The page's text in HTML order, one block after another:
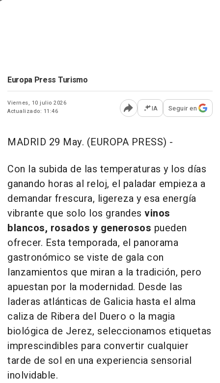
Europa Press Turismo
Viernes, 10 julio 2026
Actualizado: 11:46
Abrir opciones para
IA Seguir en
MADRID 29 May. (EUROPA PRESS) -
Con la subida de las temperaturas y los días
ganando horas al reloj, el paladar empieza a
demandar frescura, ligereza y esa energía
vibrante que solo los grandes vinos
blancos, rosados y generosos pueden
ofrecer. Esta temporada, el panorama
gastronómico se viste de gala con
lanzamientos que miran a la tradición, pero
apuestan por la modernidad. Desde las
laderas atlánticas de Galicia hasta el alma
caliza de Ribera del Duero o la magia
biológica de Jerez, seleccionamos etiquetas
imprescindibles para convertir cualquier
tarde de sol en una experiencia sensorial
inolvidable.